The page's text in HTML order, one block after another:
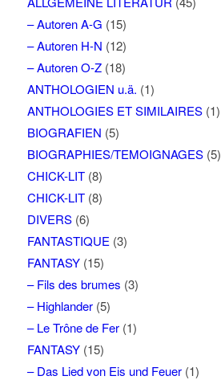
– Autoren A-G (15)
– Autoren H-N (12)
– Autoren O-Z(18)
ANTHOLOGIEN u.ä. (1)
ANTHOLOGIES ET SIMILAIRES(1)
BIOGRAFIEN (5)
BIOGRAPHIES/TEMOIGNAGES(5)
CHICK-LIT(8)
CHICK-LIT(8)
DIVERS(6)
FANTASTIQUE (3)
FANTASY(15)
– Fils des brumes (3)
– Highlander(5)
– Le Trône de Fer(1)
FANTASY(15)
– Das Lied von Eis und Feuer(1)